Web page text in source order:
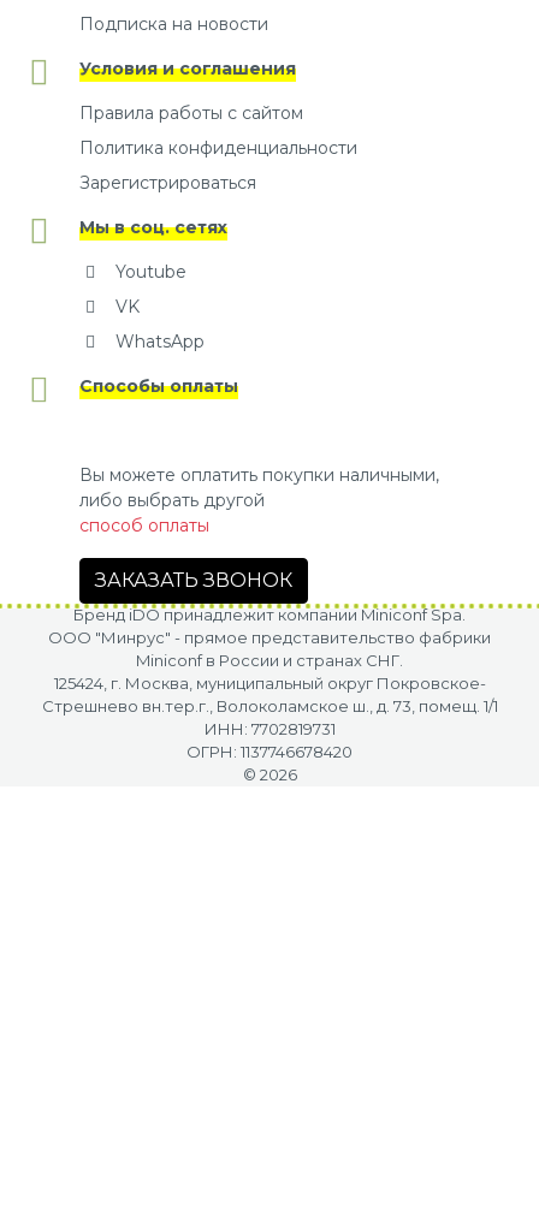
Подписка на новости
Условия и соглашения
Правила работы с сайтом
Политика конфиденциальности
Зарегистрироваться
Мы в соц. сетях
Youtube
VK
WhatsApp
Способы оплаты
Вы можете оплатить покупки наличными,
либо выбрать другой
способ оплаты
ЗАКАЗАТЬ ЗВОНОК
Бренд iDO принадлежит компании Miniconf Spa.
OOO "Минрус" - прямое представительство фабрики
Miniconf в России и странах СНГ.
125424, г. Москва, муниципальный округ Покровское-
Стрешнево вн.тер.г., Волоколамское ш., д. 73, помещ. 1/1
ИНН: 7702819731
ОГРН: 1137746678420
© 2026